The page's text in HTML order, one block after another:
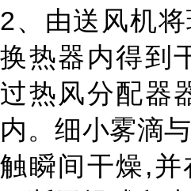
2、由送风机
换热器内得到
过热风分配器
内。细小雾滴
触瞬间干燥,并